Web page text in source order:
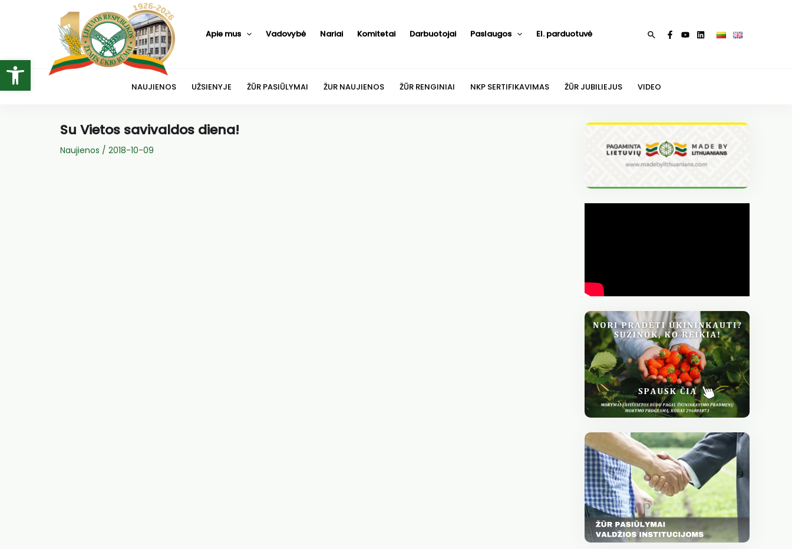
Open toolbar
Apie mus Vadovybė Nariai Komitetai Darbuotojai Paslaugos El. parduotuvė Paieška
NAUJIENOS UŽSIENYJE ŽŪR PASIŪLYMAI ŽUR NAUJIENOS ŽŪR RENGINIAI NKP SERTIFIKAVIMAS ŽŪR JUBILIEJUS VIDEO
Su Vietos savivaldos diena!
Naujienos / 2018-10-09